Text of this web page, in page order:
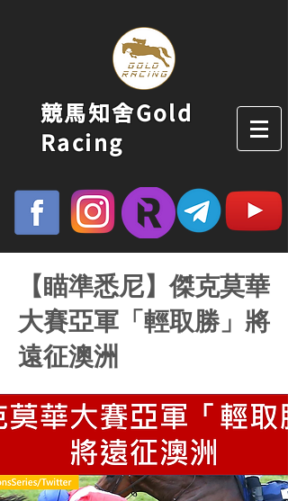
競馬知舍Gold
Racing
【瞄準悉尼】傑克莫華
大賽亞軍「輕取勝」將
遠征澳洲